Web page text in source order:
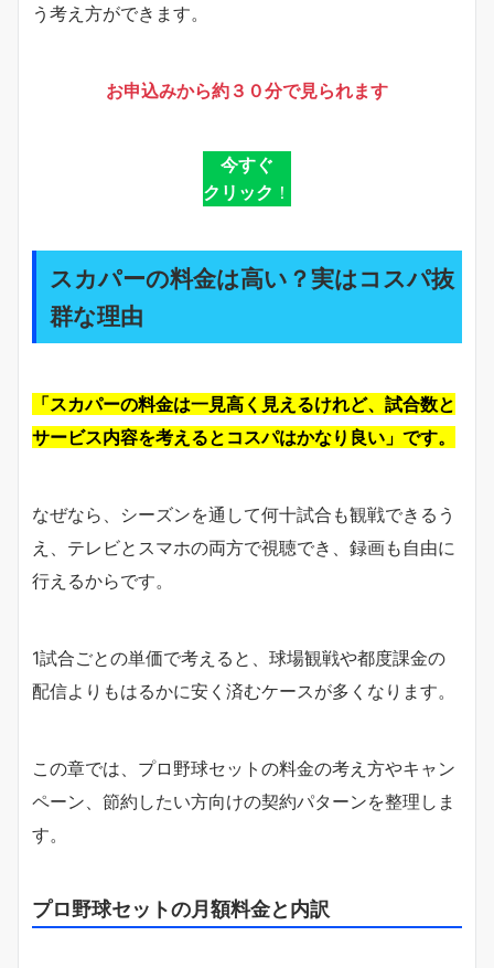
う考え方ができます。
お申込みから約３０分で見られます
今すぐ
クリック ！
スカパーの料金は高い？実はコスパ抜
群な理由
「スカパーの料金は一見高く見えるけれど、試合数と
サービス内容を考えるとコスパはかなり良い」です。
なぜなら、シーズンを通して何十試合も観戦できるう
え、テレビとスマホの両方で視聴でき、録画も自由に
行えるからです。
1試合ごとの単価で考えると、球場観戦や都度課金の
配信よりもはるかに安く済むケースが多くなります。
この章では、プロ野球セットの料金の考え方やキャン
ペーン、節約したい方向けの契約パターンを整理しま
す。
プロ野球セットの月額料金と内訳